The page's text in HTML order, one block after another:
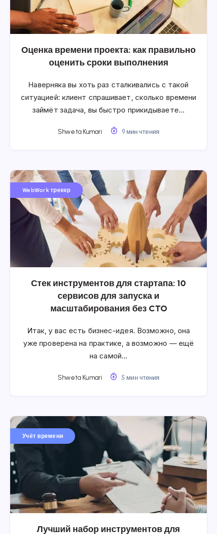
Оценка времени проекта: как правильно
оценить сроки выполнения
Наверняка вы хоть раз сталкивались с такой
ситуацией: клиент спрашивает, сколько времени
займёт задача, вы быстро прикидываете…
Shweta Kumari 9 мин чтения
WebWork трекер
Стек инструментов для стартапа: 10
сервисов для запуска и
масштабирования без CTO
Итак, у вас есть бизнес-идея. Возможно, она
уже проверена на практике, а возможно — ещё
на самой…
Shweta Kumari 5 мин чтения
Учёт времени
Лучший набор инструментов для